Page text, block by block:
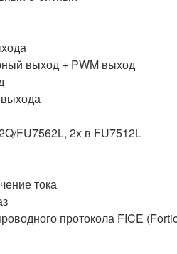
выход + PWM выход
FU7562L, 2x в FU7512L
тока
протокола FICE